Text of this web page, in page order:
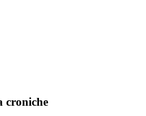
croniche